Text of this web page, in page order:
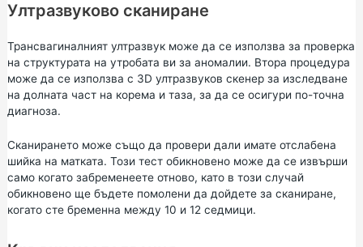
Ултразвуково сканиране
Трансвагиналният ултразвук може да се използва за проверка
на структурата на утробата ви за аномалии. Втора процедура
може да се използва с 3D ултразвуков скенер за изследване
на долната част на корема и таза, за да се осигури по-точна
диагноза.
Сканирането може също да провери дали имате отслабена
шийка на матката. Този тест обикновено може да се извърши
само когато забременеете отново, като в този случай
обикновено ще бъдете помолени да дойдете за сканиране,
когато сте бременна между 10 и 12 седмици.